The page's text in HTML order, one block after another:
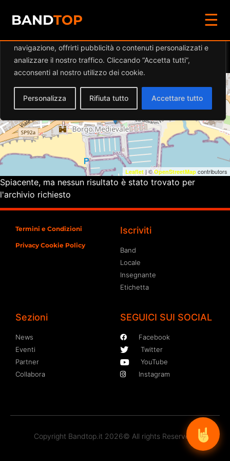
Diamo valore alla tua privacy
navigazione, offrirti pubblicità o contenuti personalizzati e
analizzare il nostro traffico. Cliccando “Accetta tutti”,
acconsenti al nostro utilizzo dei cookie.
Personalizza Rifiuta tutto Accettare tutto
BANDTOP
☰
Eventi aBE COOL
+
Leaflet| ©OpenStreetMap contributors
Spiacente, ma nessun risultato è stato trovato per
l'archivio richiesto
Termini e Condizioni
Privacy Cookie Policy
Iscriviti
Band
Locale
Insegnante
Etichetta
Sezioni
News
Eventi
Partner
Collabora
SEGUICI SUI SOCIAL
Facebook
Twitter
YouTube
Instagram
Copyright Bandtop.it 2026© All rights Reserved.